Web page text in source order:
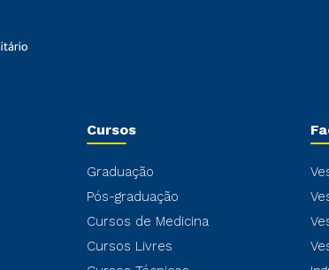
Cursos
Graduação
Pós-graduação
Cursos de Medicina
Cursos Livres